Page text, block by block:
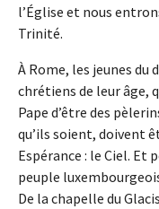
l’Église et nous
Trinité.
À Rome, les jeunes
chrétiens de leur âge,
Pape d’être des
qu’ils soient, doivent
Espérance : le Ciel. Et
peuple
De la chapelle du